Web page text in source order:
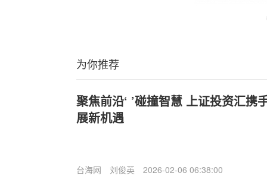
为你推荐
聚焦前沿‘ ’碰撞智慧 上证投资汇携
展新机遇
台海网 刘俊英 2026-02-06 06:38:00